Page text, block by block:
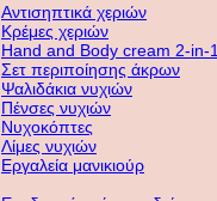
Αντισηπτικά χεριών
Κρέμες χεριών
Hand and Body cream 2-in-1
Σετ περιποίησης άκρων
Ψαλιδάκια νυχιών
Πένσες νυχιών
Νυχοκόπτες
Λίμες νυχιών
Εργαλεία μανικιούρ